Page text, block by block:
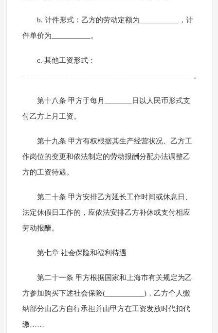
b. 计件形式：乙方的劳动定额为__________，计
件单价为__________。
c. 其他工资形式：
____________________________________________。
第十八条 甲方于每月_______日以人民币形式支
付乙方上月工资。
第十九条 甲方有权根据其生产经营状况、乙方工
作岗位的变更和依法制定的劳动报酬分配办法调整乙
方的工资待遇。
第二十条 甲方安排乙方延长工作时间或休息日、
法定休假日工作的，应依法安排乙方补休或支付相应
劳动报酬。
第七章 社会保险和福利待遇
第二十一条 甲方根据国家和上海市有关规定为乙
方参加购买下述社会保险(__________)，乙方个人缴
纳部分由乙方自行承担并由甲方在工资发放时代扣代
缴……